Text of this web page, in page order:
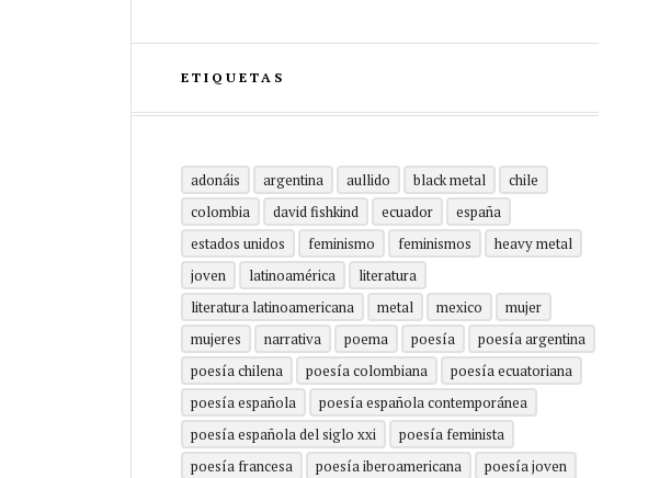
ETIQUETAS
adonáis argentina aullido black metal
chile
colombia
david fishkind ecuador
españa
estados unidos
feminismo feminismos
heavy metal
joven
latinoamérica
literatura
literatura latinoamericana
metal mexico
mujer
mujeres
narrativa poema poesía
poesía argentina
poesía chilena
poesía colombiana
poesía ecuatoriana
poesía española
poesía española contemporánea
poesía española del siglo xxi
poesía feminista
poesía francesa
poesía iberoamericana
poesía joven